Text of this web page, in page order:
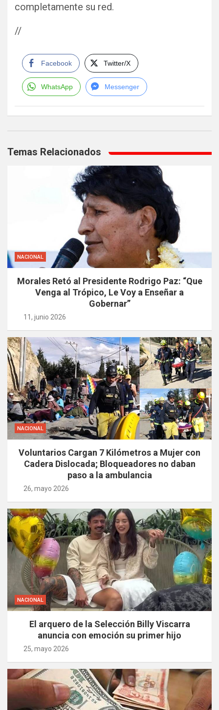
completamente su red.
//
Facebook Twitter/X
WhatsApp Messenger
de
Temas Relacionados
NACIONAL
Morales Retó al Presidente Rodrigo Paz: “Que
Venga al Trópico, Le Voy a Enseñar a
Gobernar”
11, junio 2026
NACIONAL
Voluntarios Cargan 7 Kilómetros a Mujer con
Cadera Dislocada; Bloqueadores no daban
paso a la ambulancia
26, mayo 2026
NACIONAL
El arquero de la Selección Billy Viscarra
anuncia con emoción su primer hijo
25, mayo 2026